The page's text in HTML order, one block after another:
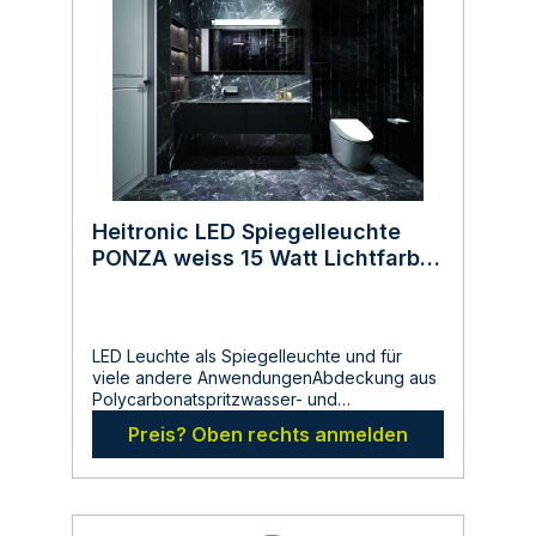
beschädigten Produkte in Betrieb. Die
Installation von elektrischen Produkten darf
nur spannungsfrei erfolgen. Elektroarbeiten
dürfen nur durch Fachkräfte durchgeführt
Heitronic LED Spiegelleuchte
PONZA weiss 15 Watt Lichtfarbe
LED Leuchte als Spiegelleuchte und für
viele andere AnwendungenAbdeckung aus
Polycarbonatspritzwasser- und
Beleuchtung für die
WandmontageAbstrahlwinkel 145 Gradmit
Ein-/AussschalterLichtfarbe einstellbar
Preis? Oben rechts anmelden